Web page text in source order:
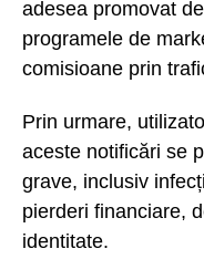
adesea promovat
programele de
comisioane prin
Prin urmare,
aceste notificări se
grave, inclusiv
pierderi financiare,
identitate.